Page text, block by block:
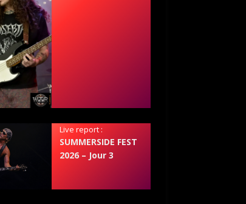
Live report :
SUMMERSIDE FEST
2026 – Jour 3